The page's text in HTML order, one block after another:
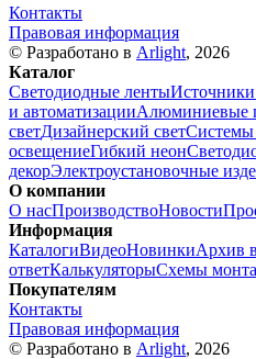
Контакты
Правовая информация
© Разработано в Arlight, 2026
Каталог
Светодиодные ленты
и автоматизацииАлюминиевые
светДизайнерский светСистемы
освещениеГибкий неон
декорЭлектроустановочные
О компании
О насПроизводствоНовости
Информация
КаталогиВидеоНовинкиАрхив
ответКалькуляторыСхемы
Покупателям
Контакты
Правовая информация
© Разработано в Arlight, 2026